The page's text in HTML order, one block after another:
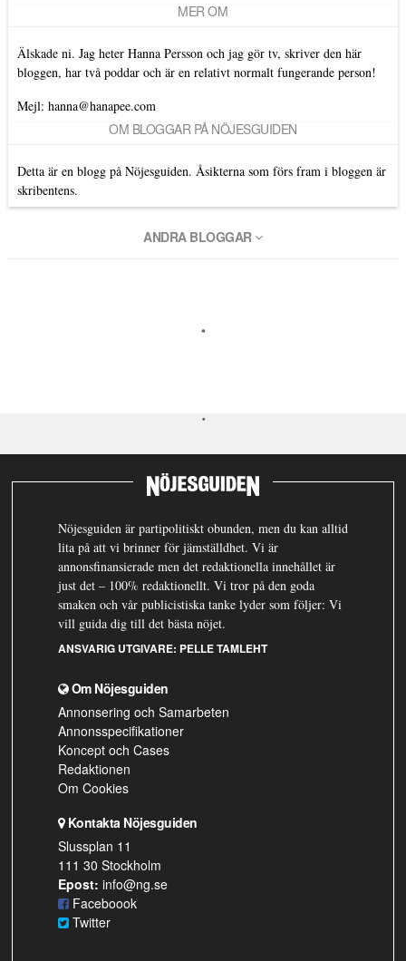
MER OM
Älskade ni. Jag heter Hanna Persson och jag gör tv, skriver den här
bloggen, har två poddar och är en relativt normalt fungerande person!
Mejl: hanna@hanapee.com
OM BLOGGAR PÅ NÖJESGUIDEN
Detta är en blogg på Nöjesguiden. Åsikterna som förs fram i bloggen är
skribentens.
ANDRA BLOGGAR
Nöjesguiden är partipolitiskt obunden, men du kan alltid
lita på att vi brinner för jämställdhet. Vi är
annonsfinansierade men det redaktionella innehållet är
just det – 100% redaktionellt. Vi tror på den goda
smaken och vår publicistiska tanke lyder som följer: Vi
vill guida dig till det bästa nöjet.
ANSVARIG UTGIVARE: PELLE TAMLEHT
Om Nöjesguiden
Annonsering och Samarbeten
Annonsspecifikationer
Koncept och Cases
Redaktionen
Om Cookies
Kontakta Nöjesguiden
Slussplan 11
111 30 Stockholm
Epost: info@ng.se
Faceboook
Twitter